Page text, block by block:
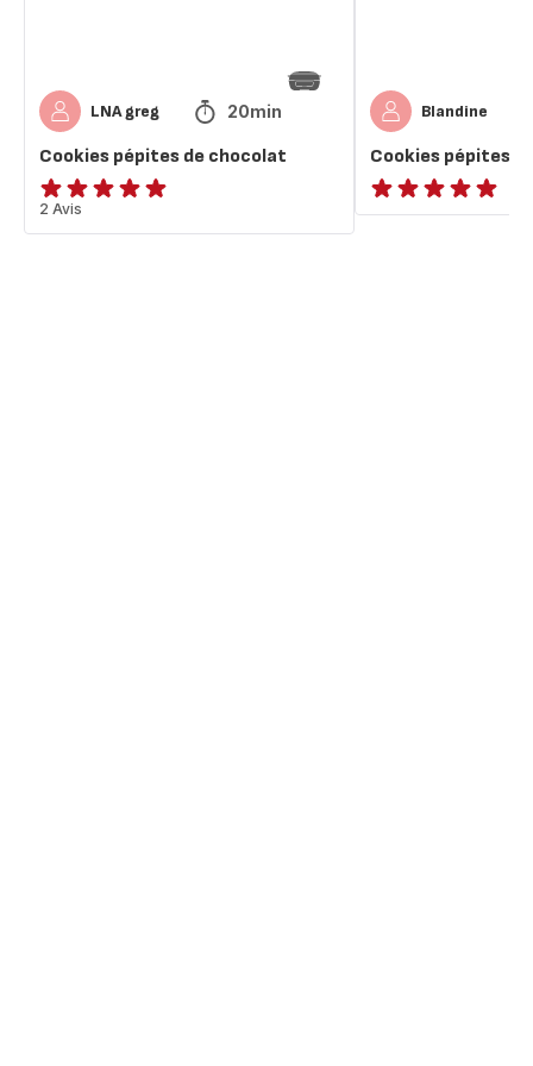
LNA greg 20min
Cookies pépites de chocolat
Avis
5
2 Avis
Blandine
Cookies pépites
ratings.NaN